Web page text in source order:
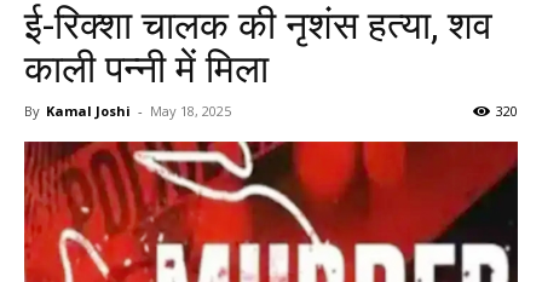
ई-रिक्शा चालक की नृशंस हत्या, शव
काली पन्नी में मिला
By Kamal Joshi - May 18, 2025 320